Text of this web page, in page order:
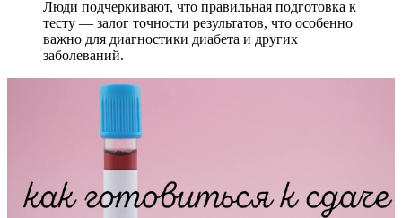
Люди подчеркивают, что правильная подготовка к
тесту — залог точности результатов, что особенно
важно для диагностики диабета и других
заболеваний.